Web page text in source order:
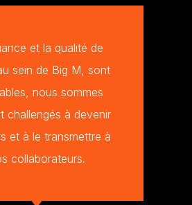
Manager au sein de
depuis quelques
j’ai été formé et
tout au long du
d'intégration. C’est
expérience forte en